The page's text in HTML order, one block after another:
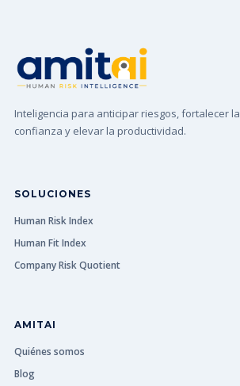
Inteligencia para anticipar riesgos, fortalecer la
confianza y elevar la productividad.
SOLUCIONES
Human Risk Index
Human Fit Index
Company Risk Quotient
AMITAI
Quiénes somos
Blog